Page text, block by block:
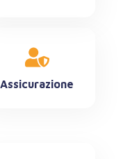
Assicurazione